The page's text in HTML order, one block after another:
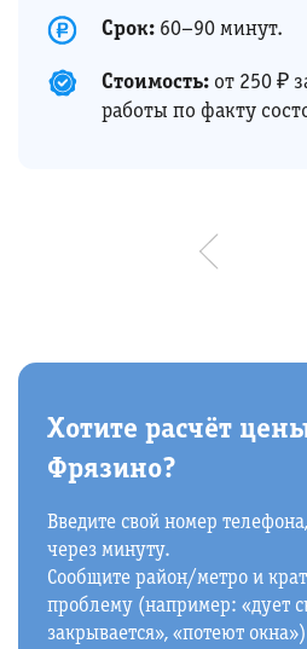
Срок: 60–90 минут.
Стоимость: от 250 ₽
работы по факту
Хотите расчёт
Фрязино?
Введите свой номер
через минуту.
Сообщите район/метро и
проблему (например: «дует
закрывается», «потеют